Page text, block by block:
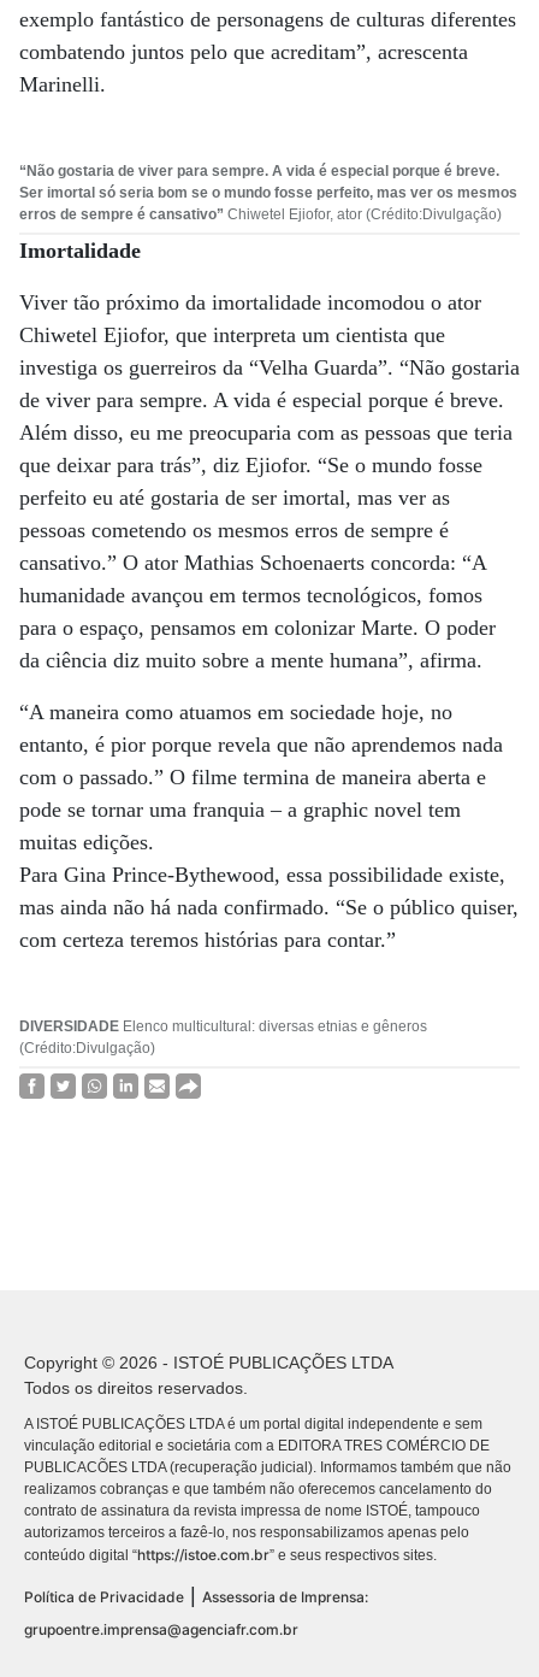
exemplo fantástico de personagens de culturas diferentes
combatendo juntos pelo que acreditam”, acrescenta
Marinelli.
“Não gostaria de viver para sempre. A vida é especial porque é breve.
Ser imortal só seria bom se o mundo fosse perfeito, mas ver os mesmos
erros de sempre é cansativo” Chiwetel Ejiofor, ator (Crédito:Divulgação)
Imortalidade
Viver tão próximo da imortalidade incomodou o ator
Chiwetel Ejiofor, que interpreta um cientista que
investiga os guerreiros da “Velha Guarda”. “Não gostaria
de viver para sempre. A vida é especial porque é breve.
Além disso, eu me preocuparia com as pessoas que teria
que deixar para trás”, diz Ejiofor. “Se o mundo fosse
perfeito eu até gostaria de ser imortal, mas ver as
pessoas cometendo os mesmos erros de sempre é
cansativo.” O ator Mathias Schoenaerts concorda: “A
humanidade avançou em termos tecnológicos, fomos
para o espaço, pensamos em colonizar Marte. O poder
da ciência diz muito sobre a mente humana”, afirma.
“A maneira como atuamos em sociedade hoje, no
entanto, é pior porque revela que não aprendemos nada
com o passado.” O filme termina de maneira aberta e
pode se tornar uma franquia – a graphic novel tem
muitas edições.
Para Gina Prince-Bythewood, essa possibilidade existe,
mas ainda não há nada confirmado. “Se o público quiser,
com certeza teremos histórias para contar.”
DIVERSIDADE Elenco multicultural: diversas etnias e gêneros
(Crédito:Divulgação)
Copyright © 2026 - ISTOÉ PUBLICAÇÕES LTDA
Todos os direitos reservados.
A ISTOÉ PUBLICAÇÕES LTDA é um portal digital independente e sem
vinculação editorial e societária com a EDITORA TRES COMÉRCIO DE
PUBLICACÕES LTDA (recuperação judicial). Informamos também que não
realizamos cobranças e que também não oferecemos cancelamento do
contrato de assinatura da revista impressa de nome ISTOÉ, tampouco
autorizamos terceiros a fazê-lo, nos responsabilizamos apenas pelo
conteúdo digital “https://istoe.com.br” e seus respectivos sites.
Política de Privacidade
Assessoria de Imprensa:
grupoentre.imprensa@agenciafr.com.br